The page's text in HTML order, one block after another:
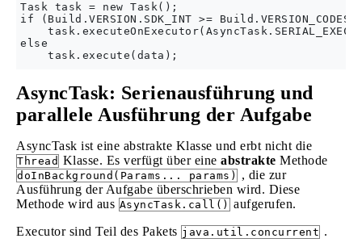
Task task = new Task();
if (Build.VERSION.SDK_INT >=
else
AsyncTask: Serienausführung und
parallele Ausführung der Aufgabe
AsyncTask ist eine abstrakte Klasse und erbt nicht die
Thread Klasse. Es verfügt über eine abstrakte Methode
doInBackground(Params... params)
, die zur
Ausführung der Aufgabe überschrieben wird. Diese
Methode wird aus AsyncTask.call() aufgerufen.
Executor sind Teil des Pakets java.util.concurrent .